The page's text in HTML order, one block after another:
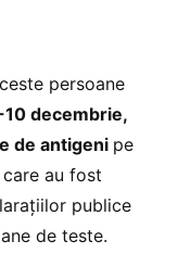
persoane
decembrie,
de antigeni pe
au fost
publice
de teste.